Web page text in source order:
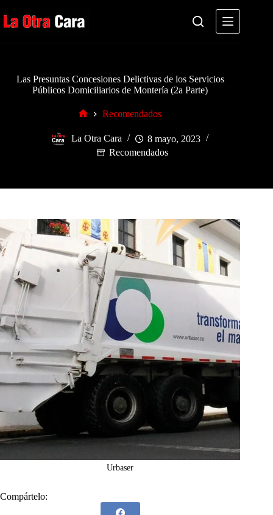
al
contenido
Las Presuntas Concesiones Delictivas de los Servicios
Públicos Domiciliarios de Montería (2a Parte)
Recomendados
La Otra Cara
8 mayo, 2023
Recomendados
Urbaser
Compártelo: